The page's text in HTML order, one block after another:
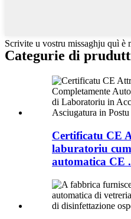
Scrivite u vostru missaghju quì è
Categurie di
Certificatu CE
laburatoriu
automatica CE